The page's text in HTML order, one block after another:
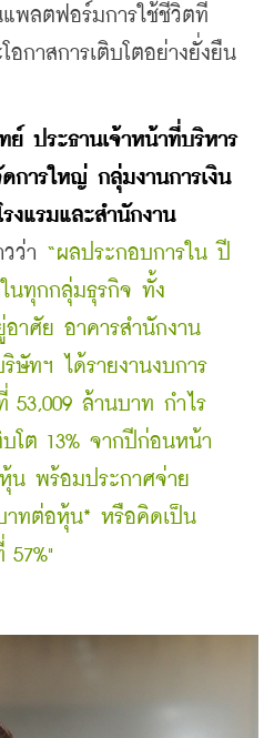
พลตฟอร์มการใช้ชีวิตที่
อกาสการเติบโตอย่างยั่งยืน
ระธานเจ้าหน้าที่บริหาร
การใหญ่ กลุ่มงานการเงิน
งแรมและสำนักงาน
ว่า “ผลประกอบการใน ปี
นทุกกลุ่มธุรกิจ ทั้ง
อาศัย อาคารสำนักงาน
ษัทฯ ได้รายงานงบการ
53,009 ล้านบาท กำไร
โต 13% จากปีก่อนหน้า
น พร้อมประกาศจ่าย
าทต่อหุ้น* หรือคิดเป็น